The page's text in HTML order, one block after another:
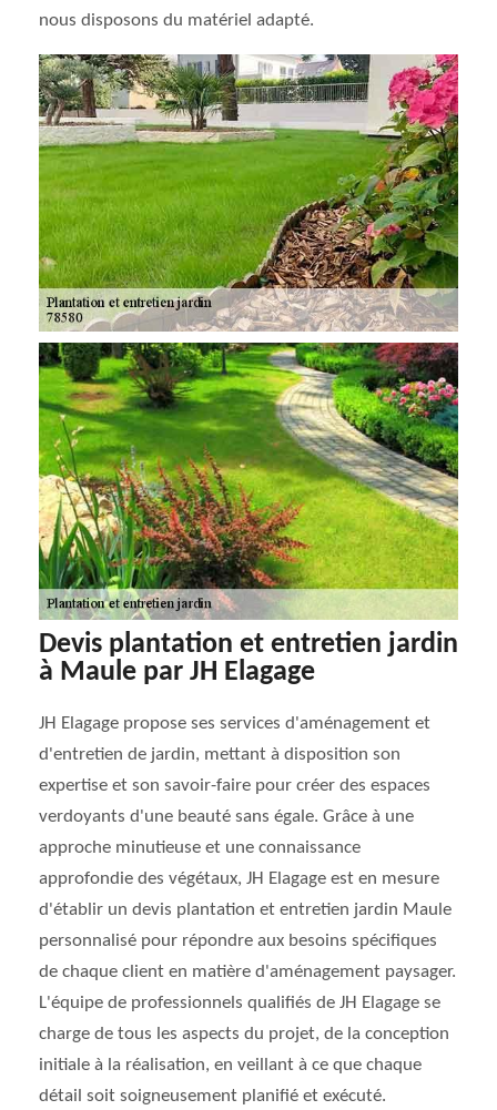
nous disposons du matériel adapté.
Devis plantation et entretien jardin
à Maule par JH Elagage
JH Elagage propose ses services d'aménagement et
d'entretien de jardin, mettant à disposition son
expertise et son savoir-faire pour créer des espaces
verdoyants d'une beauté sans égale. Grâce à une
approche minutieuse et une connaissance
approfondie des végétaux, JH Elagage est en mesure
d'établir un devis plantation et entretien jardin Maule
personnalisé pour répondre aux besoins spécifiques
de chaque client en matière d'aménagement paysager.
L'équipe de professionnels qualifiés de JH Elagage se
charge de tous les aspects du projet, de la conception
initiale à la réalisation, en veillant à ce que chaque
détail soit soigneusement planifié et exécuté.